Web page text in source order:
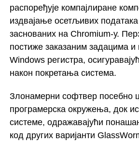
распоређује компајлиране
издвајање осетљивих
заснованих на Chromium-у.
постиже заказаним задацима
Windows регистра,
након покретања система.
Злонамерни софтвер посебно
програмерска окружења, док
системе, одражавајући
код других варијанти